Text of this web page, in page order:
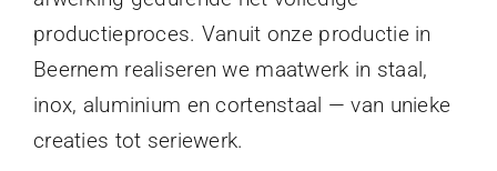
productieproces. Vanuit onze productie in
Beernem realiseren we maatwerk in staal,
inox, aluminium en cortenstaal — van unieke
creaties tot seriewerk.